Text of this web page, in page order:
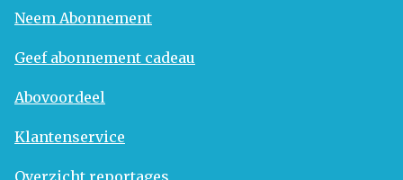
Neem Abonnement
Geef abonnement cadeau
Abovoordeel
Klantenservice
Overzicht reportages